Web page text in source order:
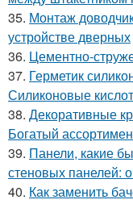
35. Монтаж
устройстве дверных
36. Цементно-
37. Герметик
Силиконовые
38. Декоративные
Богатый
39. Панели, какие
стеновых панелей:
40. Как заменить